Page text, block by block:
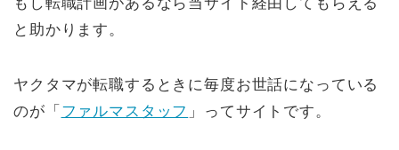
と助かります。
ヤクタマが転職するときに毎度お世話になっている
のが「 ファルマスタッフ 」ってサイトです。